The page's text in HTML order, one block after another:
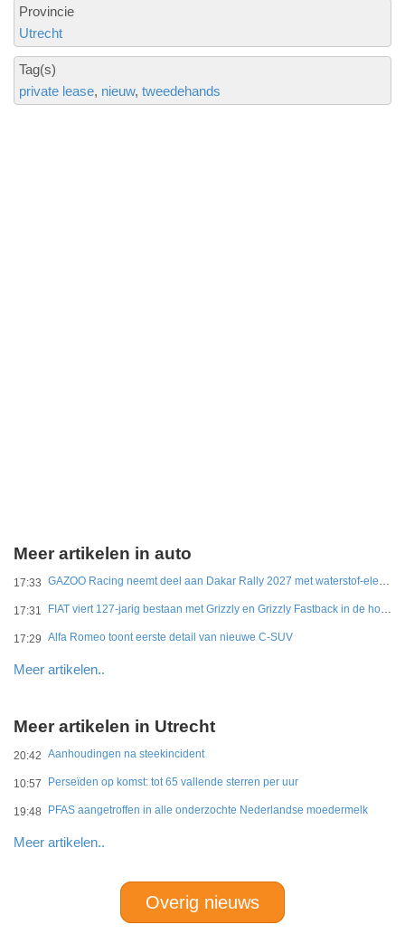
Provincie
Utrecht
Tag(s)
private lease nieuw tweedehands
Meer artikelen in auto
17:33 GAZOO Racing neemt deel aan Dakar Rally 2027 met waterstof-elektrisch prototype van DKR GR Hilux
17:31 FIAT viert 127-jarig bestaan met Grizzly en Grizzly Fastback in de hoofdrol
17:29 Alfa Romeo toont eerste detail van nieuwe C-SUV
Meer artikelen..
Meer artikelen in Utrecht
20:42 Aanhoudingen na steekincident
10:57 Perseïden op komst: tot 65 vallende sterren per uur
19:48 PFAS aangetroffen in alle onderzochte Nederlandse moedermelk
Meer artikelen..
Overig nieuws